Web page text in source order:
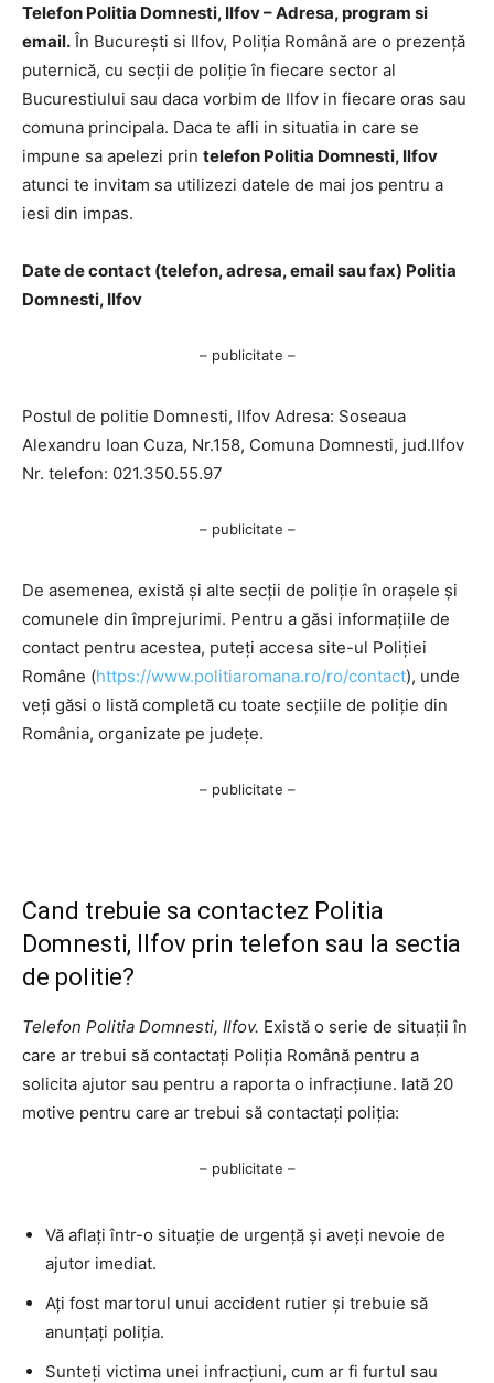
Telefon Politia Domnesti, Ilfov – Adresa, program si
email. În București si Ilfov, Poliția Română are o prezență
puternică, cu secții de poliție în fiecare sector al
Bucurestiului sau daca vorbim de Ilfov in fiecare oras sau
comuna principala. Daca te afli in situatia in care se
impune sa apelezi prin telefon Politia Domnesti, Ilfov
atunci te invitam sa utilizezi datele de mai jos pentru a
iesi din impas.
Date de contact (telefon, adresa, email sau fax) Politia
Domnesti, Ilfov
– publicitate –
Postul de politie Domnesti, Ilfov Adresa: Soseaua
Alexandru Ioan Cuza, Nr.158, Comuna Domnesti, jud.Ilfov
Nr. telefon: 021.350.55.97
– publicitate –
De asemenea, există și alte secții de poliție în orașele și
comunele din împrejurimi. Pentru a găsi informațiile de
contact pentru acestea, puteți accesa site-ul Poliției
Române (https://www.politiaromana.ro/ro/contact), unde
veți găsi o listă completă cu toate secțiile de poliție din
România, organizate pe județe.
– publicitate –
Cand trebuie sa contactez Politia
Domnesti, Ilfov prin telefon sau la sectia
de politie?
Telefon Politia Domnesti, Ilfov. Există o serie de situații în
care ar trebui să contactați Poliția Română pentru a
solicita ajutor sau pentru a raporta o infracțiune. Iată 20
motive pentru care ar trebui să contactați poliția:
– publicitate –
Vă aflați într-o situație de urgență și aveți nevoie de
ajutor imediat.
Ați fost martorul unui accident rutier și trebuie să
anunțați poliția.
Sunteți victima unei infracțiuni, cum ar fi furtul sau